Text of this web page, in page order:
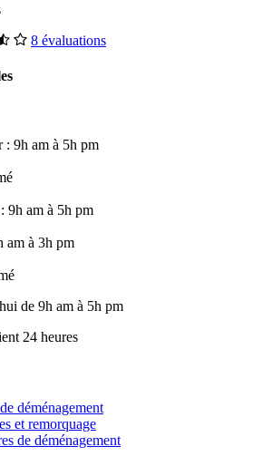
8 évaluations
: 9h am à 5h pm
9h am à 5h pm
am à 3h pm
de 9h am à 5h pm
24 heures
déménagement
et remorquage
de déménagement